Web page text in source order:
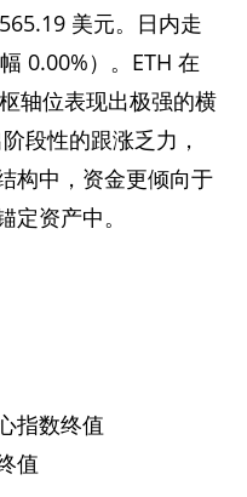
美元。日内走
0.00%）。ETH 在
轴位表现出极强的横
段性的跟涨乏力，
构中，资金更倾向于
资产中。
指数终值
值